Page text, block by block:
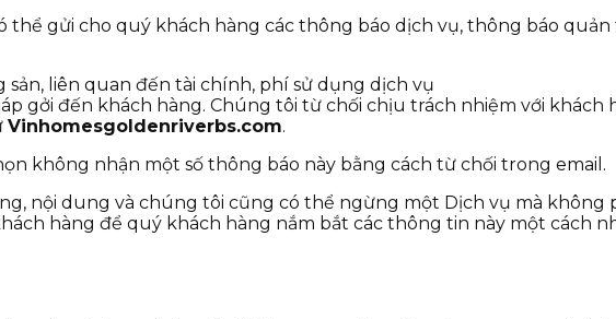
gửi cho quý khách hàng các thông báo dịch vụ, thông báo quản
liên quan đến tài chính, phí sử dụng dịch vụ
gởi đến khách hàng. Chúng tôi từ chối chịu trách nhiệm với khách
Vinhomesgoldenriverbs.com.
không nhận một số thông báo này bằng cách từ chối trong email.
nội dung và chúng tôi cũng có thể ngừng một Dịch vụ mà không
hàng để quý khách hàng nắm bắt các thông tin này một cách